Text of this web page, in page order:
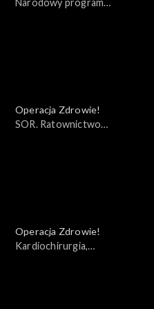
Narodowy program
Operacja Zdrowie!
SOR. Ratownictwo
Operacja Zdrowie!
Kardiochirurgia,